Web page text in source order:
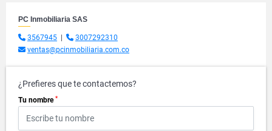
PC Inmobiliaria SAS
3567945
3007292310
ventas@pcinmobiliaria.com.co
¿Prefieres que te contactemos?
Tu nombre *